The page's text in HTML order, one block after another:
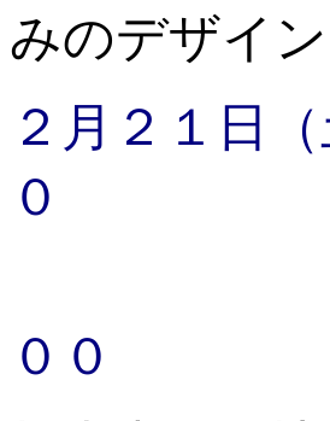
みのデザイ
２月２１日
０
００